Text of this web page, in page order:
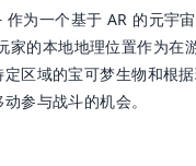
为一个基于 AR 的元宇宙
家的本地地理位置作为在
区域的宝可梦生物和根
参与战斗的机会。